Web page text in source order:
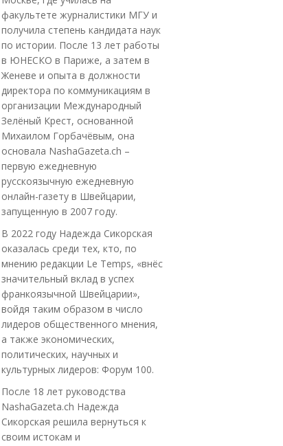
факультете журналистики МГУ и
получила степень кандидата наук
по истории. После 13 лет работы
в ЮНЕСКО в Париже, а затем в
Женеве и опыта в должности
директора по коммуникациям в
организации Международный
Зелёный Крест, основанной
Михаилом Горбачёвым, она
основала NashaGazeta.ch –
первую ежедневную
русскоязычную ежедневную
онлайн-газету в Швейцарии,
запущенную в 2007 году.
В 2022 году Надежда Сикорская
оказалась среди тех, кто, по
мнению редакции Le Temps, «внёс
значительный вклад в успех
франкоязычной Швейцарии»,
войдя таким образом в число
лидеров общественного мнения,
а также экономических,
политических, научных и
культурных лидеров: Форум 100.
После 18 лет руководства
NashaGazeta.ch Надежда
Сикорская решила вернуться к
своим истокам и